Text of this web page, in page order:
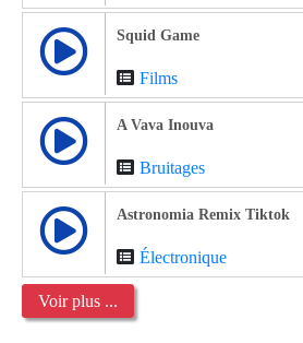
Squid Game
Films
A Vava Inouva
Bruitages
Astronomia Remix Tiktok
Électronique
Voir plus ...